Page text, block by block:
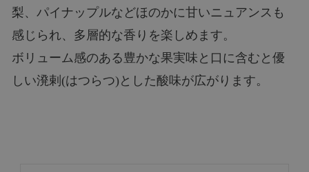
梨、パイナップルなどほのかに甘いニュアンスも
感じられ、多層的な香りを楽しめます。
ボリューム感のある豊かな果実味と口に含むと優
しい溌剌(はつらつ)とした酸味が広がります。